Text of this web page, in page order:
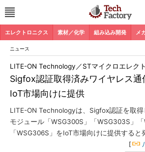
エレクトロニクス 素材／化学 組み込み開発 メ
ニュース
Sigfox認証取得済みワイヤレス通
IoT市場向けに提供
LITE-ON Technology／STマイクロエレク
LITE-ON Technologyは、Sigfox認証を取
モジュール「WSG300S」「WSG303S」「
「WSG306S」をIoT市場向けに提供すると
[